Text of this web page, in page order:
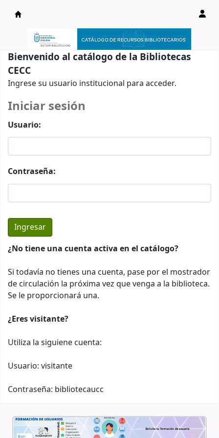
Catálogo en línea
Bienvenido al catálogo de la Bibliotecas
CECC
Ingrese su usuario institucional para acceder.
Iniciar sesión
Usuario:
Contraseña:
¿No tiene una cuenta activa en el catálogo?
Si todavía no tienes una cuenta, pase por el mostrador
de circulación la próxima vez que venga a la biblioteca.
Se le proporcionará una.
¿Eres visitante?
Utiliza la siguiene cuenta:
Usuario: visitante
Contraseña: bibliotecaucc